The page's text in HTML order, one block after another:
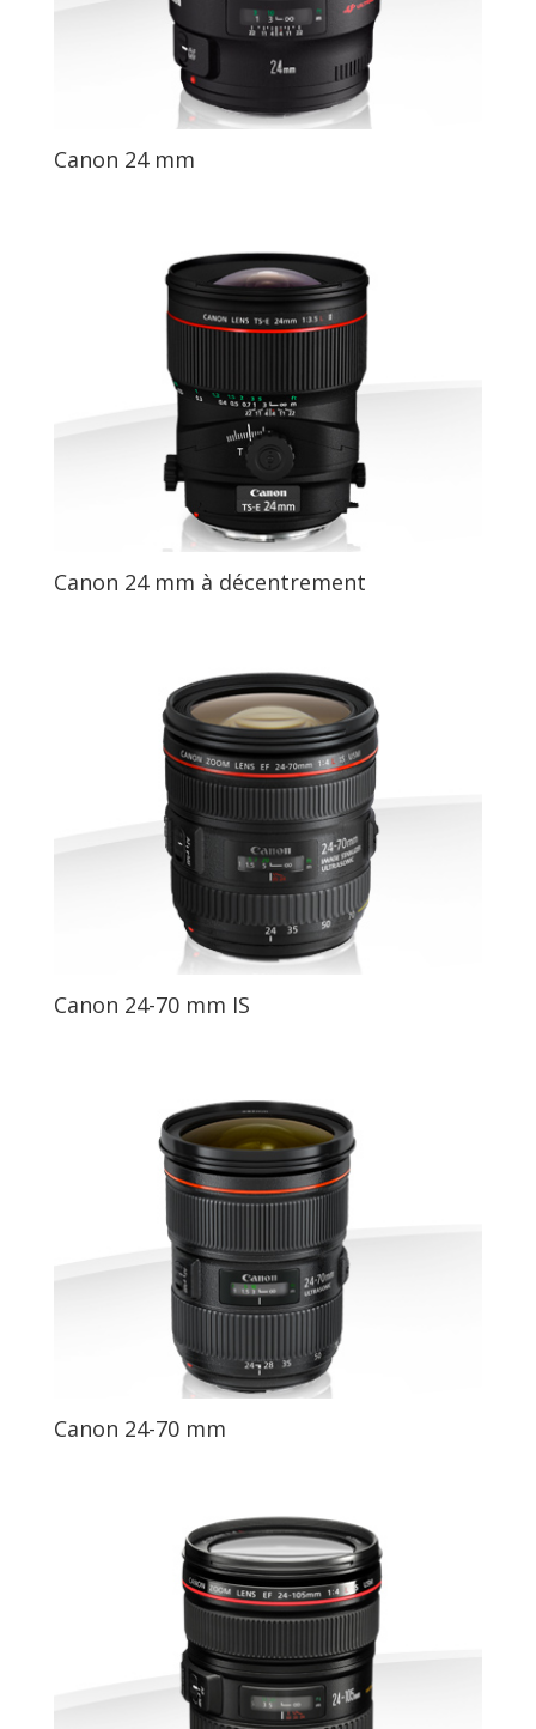
Canon 24 mm
Canon 24 mm à décentrement
Canon 24-70 mm IS
Canon 24-70 mm